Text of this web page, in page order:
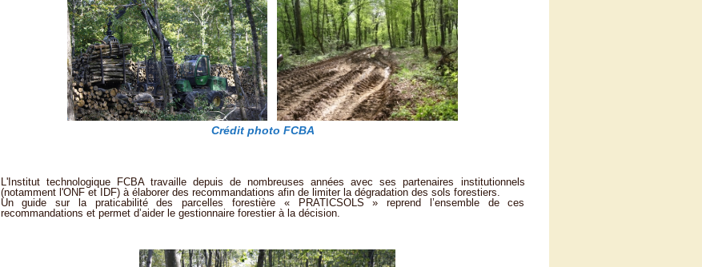
Crédit photo FCBA
L'Institut technologique FCBA travaille depuis de nombreuses années avec ses partenaires institutionnels
(notamment l'ONF et IDF) à élaborer des recommandations afin de limiter la dégradation des sols forestiers.
Un guide sur la praticabilité des parcelles forestière « PRATICSOLS » reprend l’ensemble de ces
recommandations et permet d’aider le gestionnaire forestier à la décision.